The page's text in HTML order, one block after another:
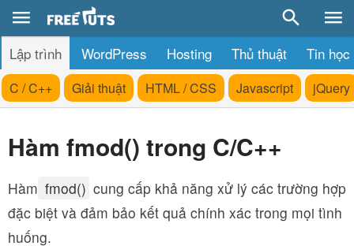
Lập trình WordPress Hosting Thủ thuật Tin học
C / C++ Giải thuật HTML / CSS Javascript jQuery
Hàm fmod() trong C/C++
Hàm fmod() cung cấp khả năng xử lý các trường hợp
đặc biệt và đảm bảo kết quả chính xác trong mọi tình
huống.